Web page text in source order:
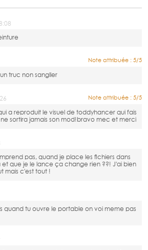
Note attribuée : 5/5
truc non sangller
Note attribuée : 5/5
a reproduit le visuel de toddyhancer qui fais
sortira jamais son mod!bravo mec et merci
pas, quand je place les fichiers dans
et que je le lance ça change rien ??! J'ai bien
mais c'est tout !
quand tu ouvre le portable on voi meme pas